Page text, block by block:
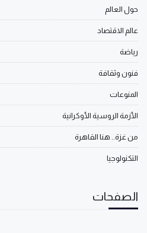
حول العالم
عالم الاقتصاد
رياضة
فنون وثقافة
المنوعات
الأزمة الروسية الأوكرانية
من غزة.. هنا القاهرة
التكنولوجيا
الصفحات